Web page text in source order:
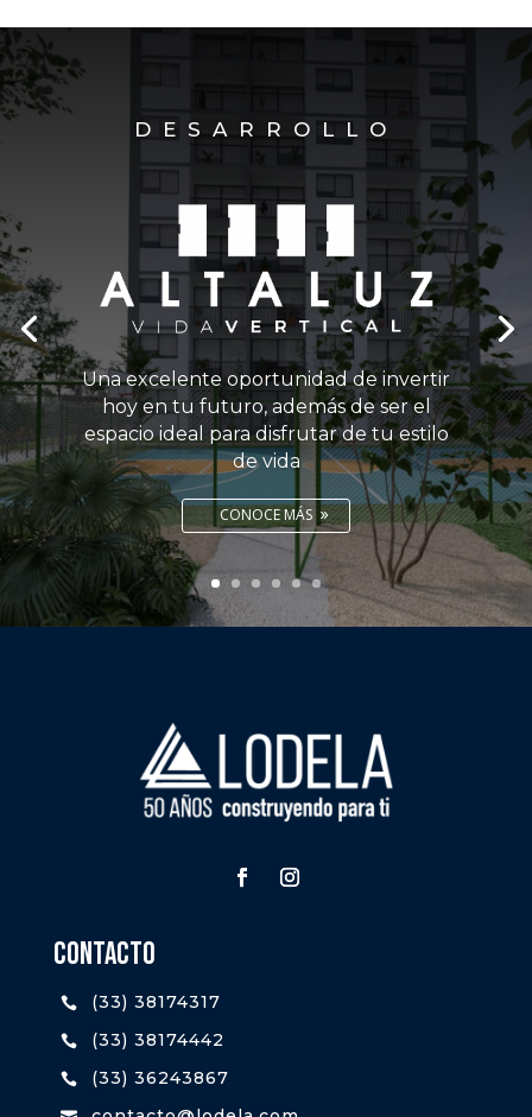
DESARROLLO
Una excelente oportunidad de invertir
hoy en tu futuro, además de ser el
espacio ideal para disfrutar de tu estilo
de vida
CONOCE MÁS
CONTACTO
 (33) 38174317
 (33) 38174442
 (33) 36243867